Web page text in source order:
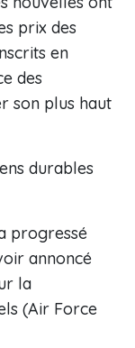
prix des
en
des
son plus haut
durables
progressé
annoncé
la
(Air Force